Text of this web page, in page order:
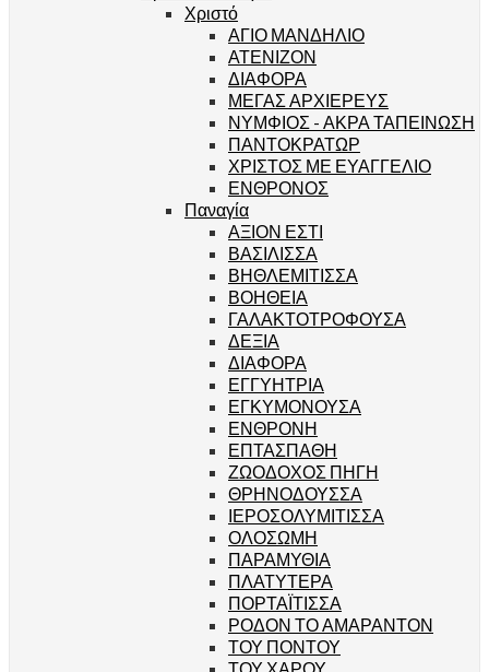
Χριστό
ΑΓΙΟ ΜΑΝΔΗΛΙΟ
ΑΤΕΝΙΖΟΝ
ΔΙΑΦΟΡΑ
ΜΕΓΑΣ ΑΡΧΙΕΡΕΥΣ
ΝΥΜΦΙΟΣ - ΑΚΡΑ ΤΑΠΕΙΝΩΣΗ
ΠΑΝΤΟΚΡΑΤΩΡ
ΧΡΙΣΤΟΣ ΜΕ ΕΥΑΓΓΕΛΙΟ
ΕΝΘΡΟΝΟΣ
Παναγία
ΑΞΙΟΝ ΕΣΤΙ
ΒΑΣΙΛΙΣΣΑ
ΒΗΘΛΕΜΙΤΙΣΣΑ
ΒΟΗΘΕΙΑ
ΓΑΛΑΚΤΟΤΡΟΦΟΥΣΑ
ΔΕΞΙΑ
ΔΙΑΦΟΡΑ
ΕΓΓΥΗΤΡΙΑ
ΕΓΚΥΜΟΝΟΥΣΑ
ΕΝΘΡΟΝΗ
ΕΠΤΑΣΠΑΘΗ
ΖΩΟΔΟΧΟΣ ΠΗΓΗ
ΘΡΗΝΟΔΟΥΣΣΑ
ΙΕΡΟΣΟΛΥΜΙΤΙΣΣΑ
ΟΛΟΣΩΜΗ
ΠΑΡΑΜΥΘΙΑ
ΠΛΑΤΥΤΕΡΑ
ΠΟΡΤΑΪΤΙΣΣΑ
ΡΟΔΟΝ ΤΟ ΑΜΑΡΑΝΤΟΝ
ΤΟΥ ΠΟΝΤΟΥ
ΤΟΥ ΧΑΡΟΥ